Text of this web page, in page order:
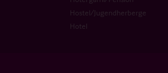
Hostel/Jugendherberge
Hotel